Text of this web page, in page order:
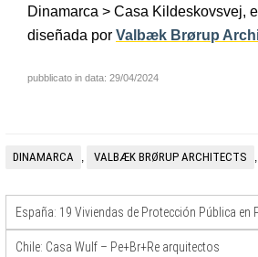
Dinamarca > Casa Kildeskovsvej,
diseñada por Valbæk Brørup
pubblicato in data: 29/04/2024
DINAMARCA , VALBÆK BRØRUP ARCHITECTS ,
Chile: Casa Wulf – Pe+Br+Re arquitectos